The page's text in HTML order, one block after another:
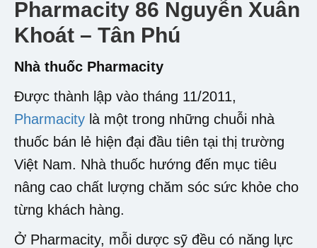
Pharmacity 86 Nguyễn Xuân
Khoát – Tân Phú
Nhà thuốc Pharmacity
Được thành lập vào tháng 11/2011,
Pharmacity là một trong những chuỗi nhà
thuốc bán lẻ hiện đại đầu tiên tại thị trường
Việt Nam. Nhà thuốc hướng đến mục tiêu
nâng cao chất lượng chăm sóc sức khỏe cho
từng khách hàng.
Ở Pharmacity, mỗi dược sỹ đều có năng lực